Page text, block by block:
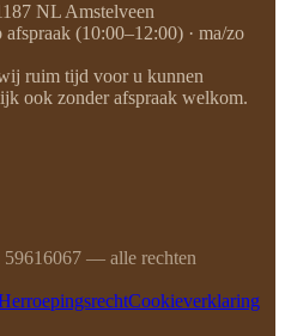
NL Amstelveen
(10:00–12:00) · ma/zo
ruim tijd voor u kunnen
ook zonder afspraak welkom.
— alle rechten
Cookieverklaring